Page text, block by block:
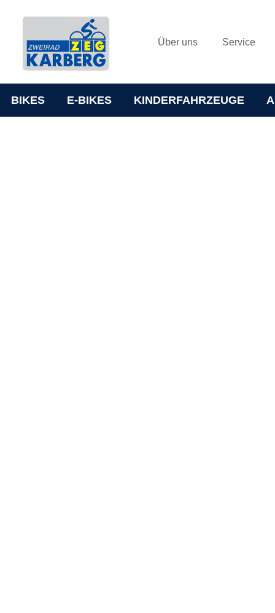
Über uns Service
BIKES E-BIKES KINDERFAHRZEUGE